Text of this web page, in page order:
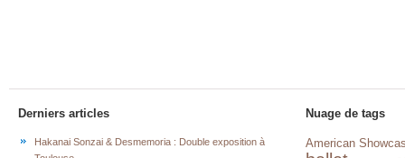
Derniers articles
Hakanai Sonzai & Desmemoria : Double exposition à
Nuage de tags
American